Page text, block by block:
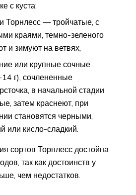
с куста;
Торнлесс — тройчатые, с
краями, темно-зеленого
и зимуют на ветвях;
или крупные сочные
г), сочлененные
в начальной стадии
затем краснеют, при
становятся черными,
или кисло-сладкий.
сортов Торнлесс достойна
так как достоинств у
чем недостатков.